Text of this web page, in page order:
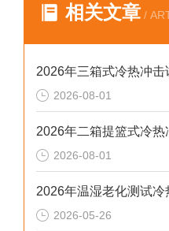
相关文章 /
2026-08-01
2026-08-01
2026-05-26